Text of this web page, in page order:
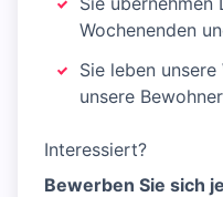
Wochenenden
Sie leben
unsere
Interessiert?
Bewerben Sie sich